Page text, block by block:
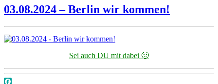
03.08.2024 – Berlin wir kommen!
Sei auch DU mit dabei 🙂